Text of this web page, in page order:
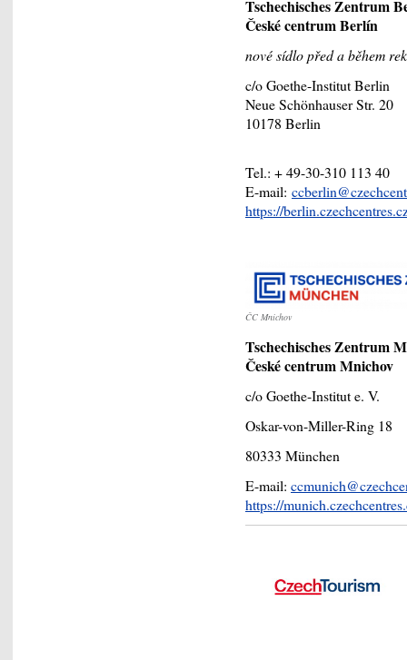
Tschechisches Zentrum
České centrum Berlín
nové sídlo před a během
c/o Goethe-Institut Berlin
Neue Schönhauser Str. 20
10178 Berlin
Tel.: + 49-30-310 113 40
E-mail:
https://
ČC Mnichov
Tschechisches Zentrum
České centrum Mnichov
c/o Goethe-Institut e. V.
Oskar-von-Miller-Ring 18
80333 München
E-mail:
https://